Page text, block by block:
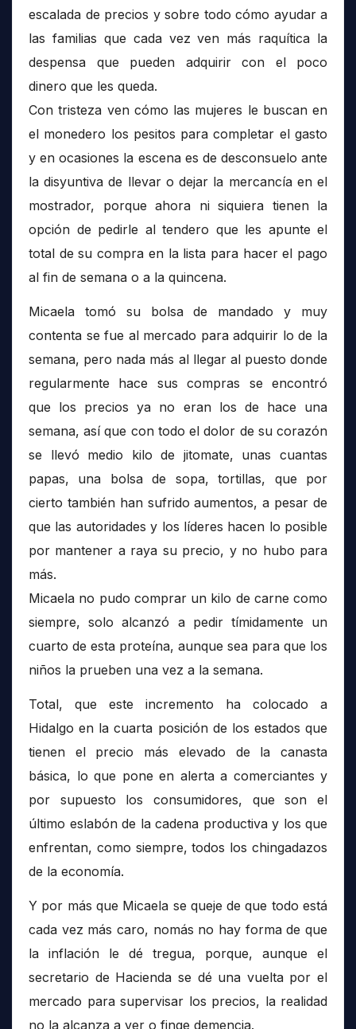
escalada de precios y sobre todo cómo ayudar a
las familias que cada vez ven más raquítica la
despensa que pueden adquirir con el poco
dinero que les queda.
Con tristeza ven cómo las mujeres le buscan en
el monedero los pesitos para completar el gasto
y en ocasiones la escena es de desconsuelo ante
la disyuntiva de llevar o dejar la mercancía en el
mostrador, porque ahora ni siquiera tienen la
opción de pedirle al tendero que les apunte el
total de su compra en la lista para hacer el pago
al fin de semana o a la quincena.
Micaela tomó su bolsa de mandado y muy
contenta se fue al mercado para adquirir lo de la
semana, pero nada más al llegar al puesto donde
regularmente hace sus compras se encontró
que los precios ya no eran los de hace una
semana, así que con todo el dolor de su corazón
se llevó medio kilo de jitomate, unas cuantas
papas, una bolsa de sopa, tortillas, que por
cierto también han sufrido aumentos, a pesar de
que las autoridades y los líderes hacen lo posible
por mantener a raya su precio, y no hubo para
más.
Micaela no pudo comprar un kilo de carne como
siempre, solo alcanzó a pedir tímidamente un
cuarto de esta proteína, aunque sea para que los
niños la prueben una vez a la semana.
Total, que este incremento ha colocado a
Hidalgo en la cuarta posición de los estados que
tienen el precio más elevado de la canasta
básica, lo que pone en alerta a comerciantes y
por supuesto los consumidores, que son el
último eslabón de la cadena productiva y los que
enfrentan, como siempre, todos los chingadazos
de la economía.
Y por más que Micaela se queje de que todo está
cada vez más caro, nomás no hay forma de que
la inflación le dé tregua, porque, aunque el
secretario de Hacienda se dé una vuelta por el
mercado para supervisar los precios, la realidad
no la alcanza a ver o finge demencia.